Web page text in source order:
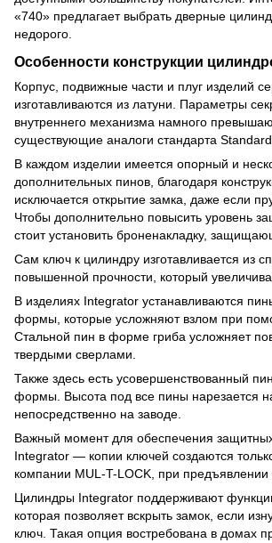
«740» предлагает выбрать дверные
недорого.
Особенности конструкции
Корпус, подвижные части и плуг изделий
изготавливаются из латуни. Параметры
внутреннего механизма намного
существующие аналоги стандарта
В каждом изделии имеется опорный и
дополнительных пинов, благодаря
исключается открытие замка, даже если
Чтобы дополнительно повысить уровень
стоит установить броненакладку,
Сам ключ к цилиндру изготавливается из
повышенной прочности, который
В изделиях Integrator устанавливаются
формы, которые усложняют взлом при
Стальной пин в форме гриба усложняет
твердыми сверлами.
Также здесь есть усовершенствованный
формы. Высота под все пины нарезается
непосредственно на заводе.
Важный момент для обеспечения
Integrator — копии ключей создаются
компании MUL-T-LOCK, при предъявлении
Цилиндры Integrator поддерживают
которая позволяет вскрыть замок, если
ключ. Такая опция востребована в домах